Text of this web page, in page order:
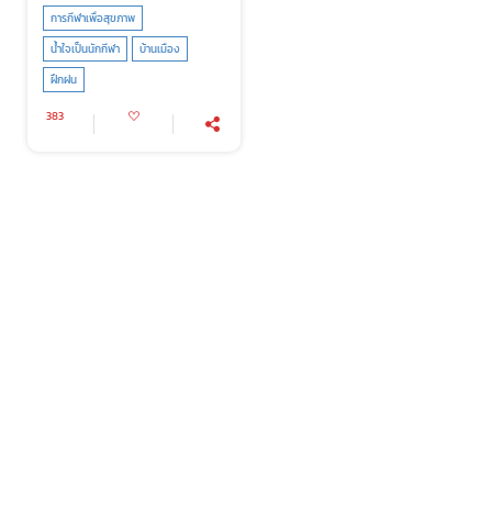
การกีฬาเพื่อสุขภาพ
น้ำใจเป็นนักกีฬา
บ้านเมือง
ฝึกฝน
383